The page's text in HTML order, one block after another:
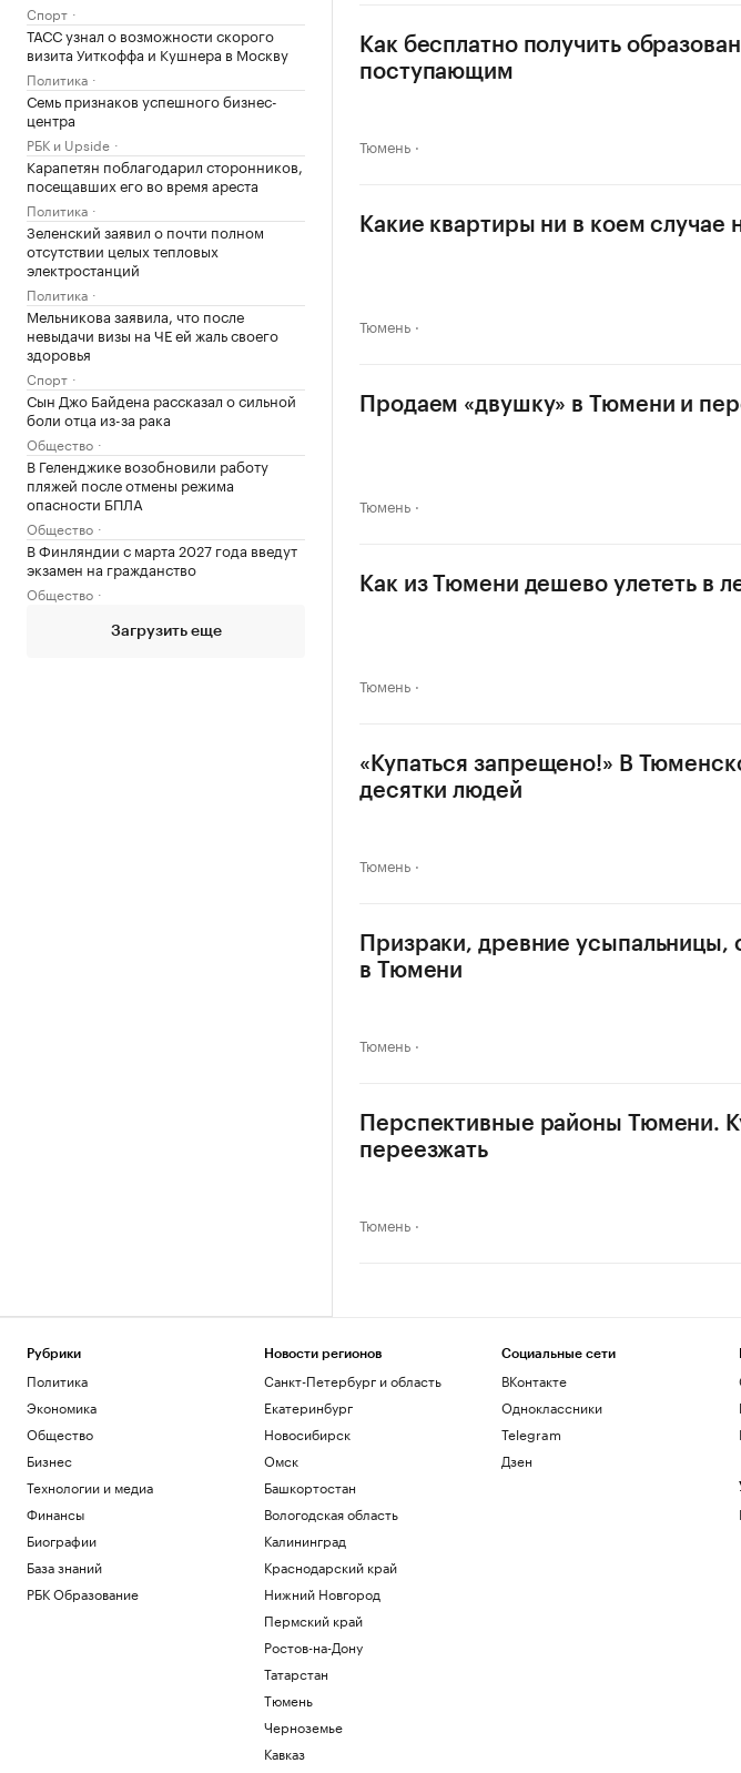
Спорт
ТАСС узнал о возможности скорого
визита Уиткоффа и Кушнера в Москву
Политика
Семь признаков успешного бизнес-
центра
РБК и Upside
Карапетян поблагодарил сторонников,
посещавших его во время ареста
Политика
Зеленский заявил о почти полном
отсутствии целых тепловых
электростанций
Политика
Мельникова заявила, что после
невыдачи визы на ЧЕ ей жаль своего
здоровья
Спорт
Сын Джо Байдена рассказал о сильной
боли отца из-за рака
Общество
В Геленджике возобновили работу
пляжей после отмены режима
опасности БПЛА
Общество
В Финляндии с марта 2027 года введут
экзамен на гражданство
Общество
Загрузить еще
Как бесплатно получить
поступающим
Тюмень
Какие квартиры ни в коем случае
Тюмень
Продаем «двушку» в Тюмени и
Тюмень
Как из Тюмени дешево улететь в
Тюмень
«Купаться запрещено!» В
десятки людей
Тюмень
Призраки, древние усыпальницы,
в Тюмени
Тюмень
Перспективные районы Тюмени.
переезжать
Тюмень
Рубрики
Политика
Экономика
Общество
Бизнес
Технологии и медиа
Финансы
Биографии
База знаний
РБК Образование
Новости регионов
Санкт-Петербург и область
Екатеринбург
Новосибирск
Омск
Башкортостан
Вологодская область
Калининград
Краснодарский край
Нижний Новгород
Пермский край
Ростов-на-Дону
Татарстан
Тюмень
Черноземье
Кавказ
Социальные сети
ВКонтакте
Одноклассники
Telegram
Дзен